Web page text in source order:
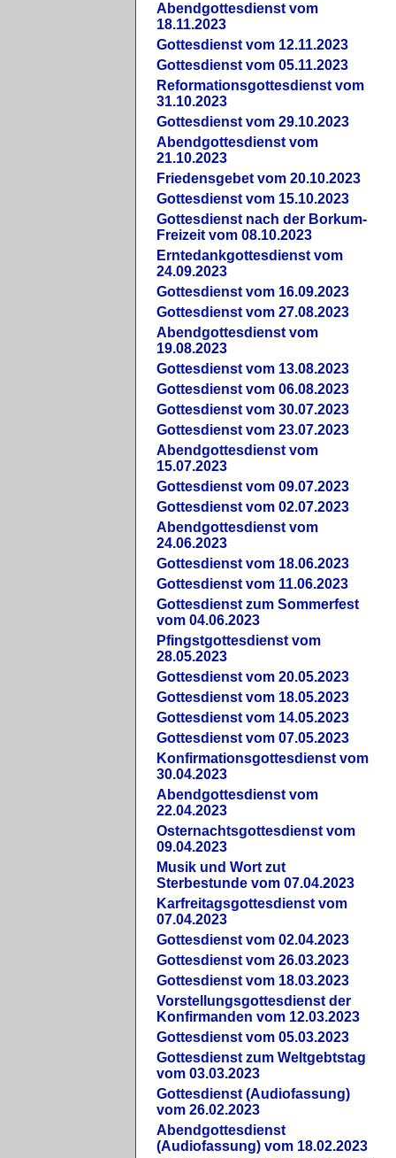
Abendgottesdienst vom
18.11.2023
Gottesdienst vom 12.11.2023
Gottesdienst vom 05.11.2023
Reformationsgottesdienst vom
31.10.2023
Gottesdienst vom 29.10.2023
Abendgottesdienst vom
21.10.2023
Friedensgebet vom 20.10.2023
Gottesdienst vom 15.10.2023
Gottesdienst nach der Borkum-
Freizeit vom 08.10.2023
Erntedankgottesdienst vom
24.09.2023
Gottesdienst vom 16.09.2023
Gottesdienst vom 27.08.2023
Abendgottesdienst vom
19.08.2023
Gottesdienst vom 13.08.2023
Gottesdienst vom 06.08.2023
Gottesdienst vom 30.07.2023
Gottesdienst vom 23.07.2023
Abendgottesdienst vom
15.07.2023
Gottesdienst vom 09.07.2023
Gottesdienst vom 02.07.2023
Abendgottesdienst vom
24.06.2023
Gottesdienst vom 18.06.2023
Gottesdienst vom 11.06.2023
Gottesdienst zum Sommerfest
vom 04.06.2023
Pfingstgottesdienst vom
28.05.2023
Gottesdienst vom 20.05.2023
Gottesdienst vom 18.05.2023
Gottesdienst vom 14.05.2023
Gottesdienst vom 07.05.2023
Konfirmationsgottesdienst vom
30.04.2023
Abendgottesdienst vom
22.04.2023
Osternachtsgottesdienst vom
09.04.2023
Musik und Wort zut
Sterbestunde vom 07.04.2023
Karfreitagsgottesdienst vom
07.04.2023
Gottesdienst vom 02.04.2023
Gottesdienst vom 26.03.2023
Gottesdienst vom 18.03.2023
Vorstellungsgottesdienst der
Konfirmanden vom 12.03.2023
Gottesdienst vom 05.03.2023
Gottesdienst zum Weltgebtstag
vom 03.03.2023
Gottesdienst (Audiofassung)
vom 26.02.2023
Abendgottesdienst
(Audiofassung) vom 18.02.2023